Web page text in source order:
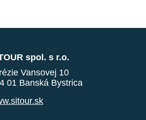
spol. s r.o.
Vansovej 10
01 Banská Bystrica